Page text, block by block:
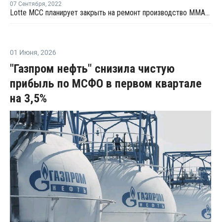
07 Сентября, 2022
Lotte MCC планирует закрыть на ремонт производство ММА на линии №1 в Йосу
01 Июня, 2026
"Газпром нефть" снизила чистую
прибыль по МСФО в первом квартале
на 3,5%